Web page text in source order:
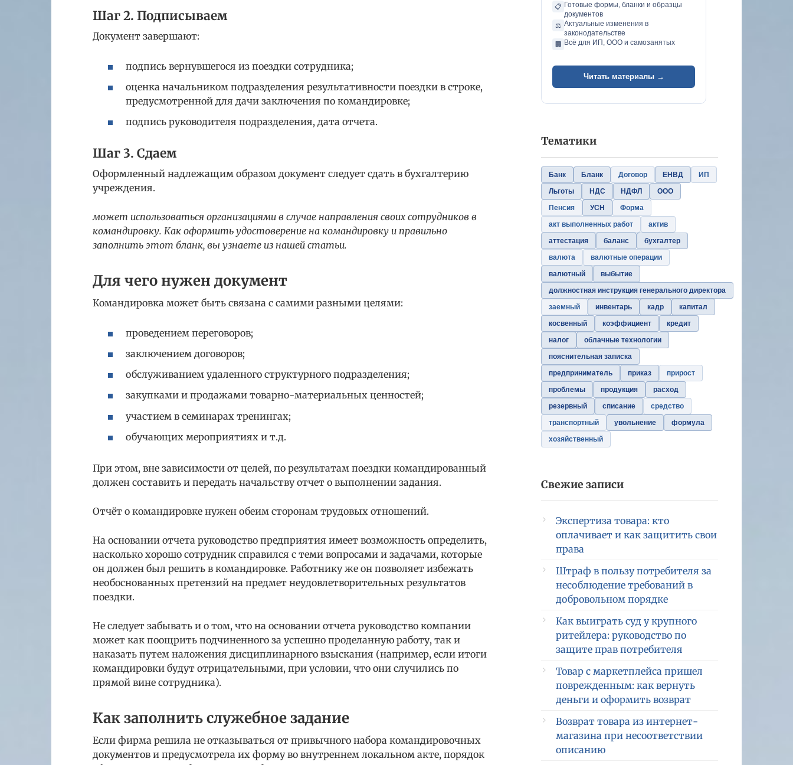
Шаг 2. Подписываем
Документ завершают:
подпись вернувшегося из поездки сотрудника;
оценка начальником подразделения результативности поездки в строке,
предусмотренной для дачи заключения по командировке;
подпись руководителя подразделения, дата отчета.
Шаг 3. Сдаем
Оформленный надлежащим образом документ следует сдать в бухгалтерию
учреждения.
может использоваться организациями в случае направления своих сотрудников в
командировку. Как оформить удостоверение на командировку и правильно
заполнить этот бланк, вы узнаете из нашей статьи.
Для чего нужен документ
Командировка может быть связана с самими разными целями:
проведением переговоров;
заключением договоров;
обслуживанием удаленного структурного подразделения;
закупками и продажами товарно-материальных ценностей;
участием в семинарах тренингах;
обучающих мероприятиях и т.д.
При этом, вне зависимости от целей, по результатам поездки командированный
должен составить и передать начальству отчет о выполнении задания.
Отчёт о командировке нужен обеим сторонам трудовых отношений.
На основании отчета руководство предприятия имеет возможность определить,
насколько хорошо сотрудник справился с теми вопросами и задачами, которые
он должен был решить в командировке. Работнику же он позволяет избежать
необоснованных претензий на предмет неудовлетворительных результатов
поездки.
Не следует забывать и о том, что на основании отчета руководство компании
может как поощрить подчиненного за успешно проделанную работу, так и
наказать путем наложения дисциплинарного взыскания (например, если итоги
командировки будут отрицательными, при условии, что они случились по
прямой вине сотрудника).
Как заполнить служебное задание
Если фирма решила не отказываться от привычного набора командировочных
документов и предусмотрела их форму во внутреннем локальном акте, порядок
📋 Готовые формы, бланки и образцы
документов
⚖️ Актуальные изменения в
законодательстве
🏢 Всё для ИП, ООО и самозанятых
Читать материалы →
Тематики
Банк Бланк Договор ЕНВД
ИП
Льготы
НДС НДФЛ
ООО
Пенсия
УСН
Форма
акт выполненных работ
актив
аттестация
баланс
бухгалтер
валюта
валютные операции
валютный
выбытие
должностная инструкция генерального директора
заемный
инвентарь кадр
капитал
косвенный
коэффициент
кредит
налог
облачные технологии
пояснительная записка
предприниматель
приказ
прирост
проблемы
продукция
расход
резервный
списание
средство
транспортный
увольнение
формула
хозяйственный
Свежие записи
Экспертиза товара: кто
оплачивает и как защитить свои
права
Штраф в пользу потребителя за
несоблюдение требований в
добровольном порядке
Как выиграть суд у крупного
ритейлера: руководство по
защите прав потребителя
Товар с маркетплейса пришел
поврежденным: как вернуть
деньги и оформить возврат
Возврат товара из интернет-
магазина при несоответствии
описанию